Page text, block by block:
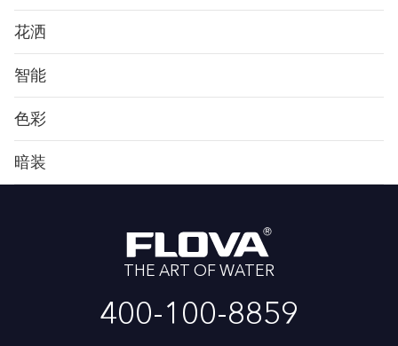
花洒
智能
色彩
暗装
THE ART OF WATER
400-100-8859